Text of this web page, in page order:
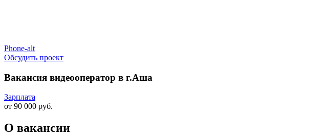
Phone-alt
Обсудить проект
Вакансия видеооператор в г.Аша
Зарплата
от 90 000 руб.
О вакансии